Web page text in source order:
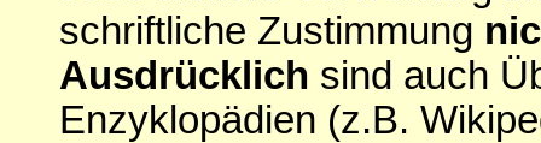
schriftliche Zustimmung
Ausdrücklich sind auch
Enzyklopädien (z.B.